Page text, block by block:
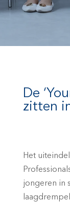
De
zitten
Het
jongeren in